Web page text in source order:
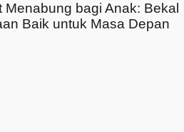
Menabung bagi Anak: Bekal
Baik untuk Masa Depan